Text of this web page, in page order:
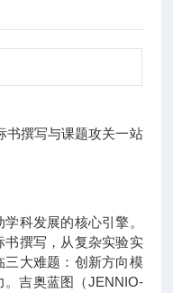
书撰写与课题攻关一站
科发展的核心引擎。
撰写，从复杂实验实
大难题：创新方向模
吉奥蓝图（JENNIO-